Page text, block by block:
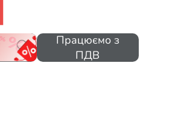
Працюємо з
ПДВ